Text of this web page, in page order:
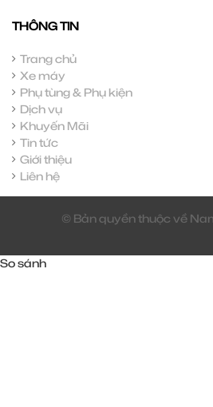
THÔNG TIN
Trang chủ
Xe máy
Phụ tùng & Phụ kiện
Dịch vụ
Khuyến Mãi
Tin tức
Giới thiệu
Liên hệ
© Bản quyền thuộc về
So sánh